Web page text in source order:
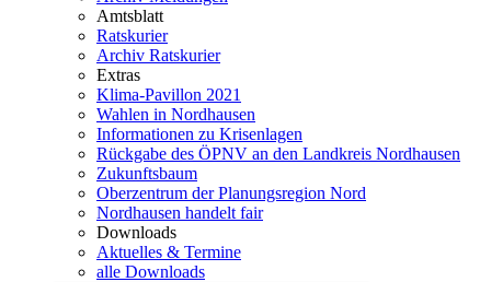
Amtsblatt
Ratskurier
Archiv Ratskurier
Extras
Klima-Pavillon 2021
Wahlen in Nordhausen
Informationen zu Krisenlagen
Rückgabe des ÖPNV an den Landkreis Nordhausen
Zukunftsbaum
Oberzentrum der Planungsregion Nord
Nordhausen handelt fair
Downloads
Aktuelles & Termine
alle Downloads